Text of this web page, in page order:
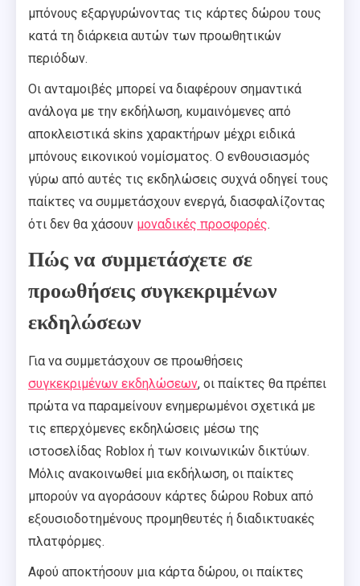
μπόνους εξαργυρώνοντας τις κάρτες δώρου τους
κατά τη διάρκεια αυτών των προωθητικών
περιόδων.
Οι ανταμοιβές μπορεί να διαφέρουν σημαντικά
ανάλογα με την εκδήλωση, κυμαινόμενες από
αποκλειστικά skins χαρακτήρων μέχρι ειδικά
μπόνους εικονικού νομίσματος. Ο ενθουσιασμός
γύρω από αυτές τις εκδηλώσεις συχνά οδηγεί τους
παίκτες να συμμετάσχουν ενεργά, διασφαλίζοντας
ότι δεν θα χάσουν μοναδικές προσφορές.
Πώς να συμμετάσχετε σε
προωθήσεις συγκεκριμένων
εκδηλώσεων
Για να συμμετάσχουν σε προωθήσεις
συγκεκριμένων εκδηλώσεων, οι παίκτες θα πρέπει
πρώτα να παραμείνουν ενημερωμένοι σχετικά με
τις επερχόμενες εκδηλώσεις μέσω της
ιστοσελίδας Roblox ή των κοινωνικών δικτύων.
Μόλις ανακοινωθεί μια εκδήλωση, οι παίκτες
μπορούν να αγοράσουν κάρτες δώρου Robux από
εξουσιοδοτημένους προμηθευτές ή διαδικτυακές
πλατφόρμες.
Αφού αποκτήσουν μια κάρτα δώρου, οι παίκτες